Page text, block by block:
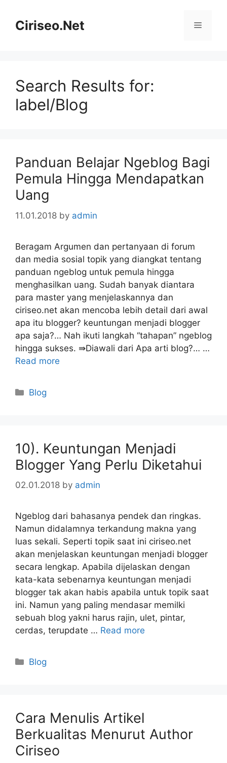
contentCiriseo.Net Menu
Search Results for:
label/Blog
Panduan Belajar Ngeblog Bagi
Pemula Hingga Mendapatkan
Uang
11.01.2018 by admin
Beragam Argumen dan pertanyaan di forum
dan media sosial topik yang diangkat tentang
panduan ngeblog untuk pemula hingga
menghasilkan uang. Sudah banyak diantara
para master yang menjelaskannya dan
ciriseo.net akan mencoba lebih detail dari awal
apa itu blogger? keuntungan menjadi blogger
apa saja?… Nah ikuti langkah “tahapan” ngeblog
hingga sukses. ⇛Diawali dari Apa arti blog?… …
Read more
Categories
Blog
10). Keuntungan Menjadi
Blogger Yang Perlu Diketahui
02.01.2018 by admin
Ngeblog dari bahasanya pendek dan ringkas.
Namun didalamnya terkandung makna yang
luas sekali. Seperti topik saat ini ciriseo.net
akan menjelaskan keuntungan menjadi blogger
secara lengkap. Apabila dijelaskan dengan
kata-kata sebenarnya keuntungan menjadi
blogger tak akan habis apabila untuk topik saat
ini. Namun yang paling mendasar memilki
sebuah blog yakni harus rajin, ulet, pintar,
cerdas, terupdate … Read more
Categories
Blog
Cara Menulis Artikel
Berkualitas Menurut Author
Ciriseo